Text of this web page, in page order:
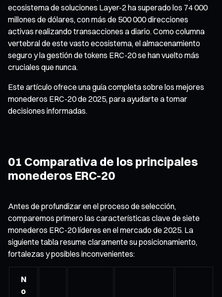
ecosistema de soluciones Layer-2 ha superado los 74 000
millones de dólares, con más de 500 000 direcciones
activas realizando transacciones a diario. Como columna
vertebral de este vasto ecosistema, el almacenamiento
seguro y la gestión de tokens ERC-20 se han vuelto más
cruciales que nunca.
Este artículo ofrece una guía completa sobre los mejores
monederos ERC-20 de 2025, para ayudarte a tomar
decisiones informadas.
01 Comparativa de los principales
monederos ERC-20
Antes de profundizar en el proceso de selección,
comparemos primero las características clave de siete
monederos ERC-20 líderes en el mercado de 2025. La
siguiente tabla resume claramente su posicionamiento,
fortalezas y posibles inconvenientes:
N
o